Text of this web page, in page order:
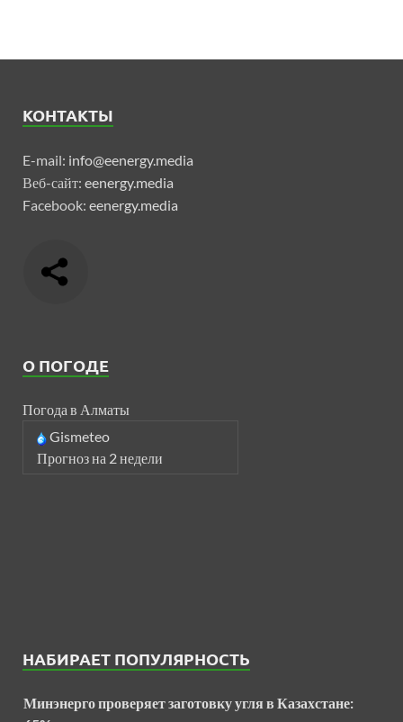
КОНТАКТЫ
E-mail: info@eenergy.media
Веб-сайт: eenergy.media
Facebook: eenergy.media
О ПОГОДЕ
Погода в Алматы
Gismeteo
Прогноз на 2 недели
НАБИРАЕТ ПОПУЛЯРНОСТЬ
Минэнерго проверяет заготовку угля в Казахстане: